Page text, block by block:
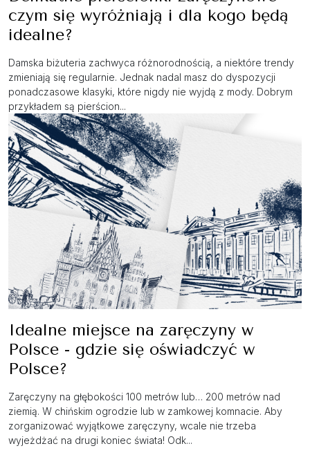
czym się wyróżniają i dla kogo będą
idealne?
Damska biżuteria zachwyca różnorodnością, a niektóre trendy
zmieniają się regularnie. Jednak nadal masz do dyspozycji
ponadczasowe klasyki, które nigdy nie wyjdą z mody. Dobrym
przykładem są pierścion...
Idealne miejsce na zaręczyny w
Polsce - gdzie się oświadczyć w
Polsce?
Zaręczyny na głębokości 100 metrów lub… 200 metrów nad
ziemią. W chińskim ogrodzie lub w zamkowej komnacie. Aby
zorganizować wyjątkowe zaręczyny, wcale nie trzeba
wyjeżdżać na drugi koniec świata! Odk...